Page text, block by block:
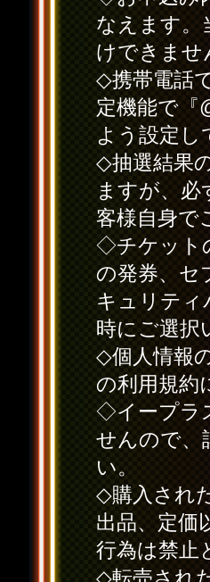
なえます。
けできませ
◇携帯電話
定機能で『
よう設定し
◇抽選結果
ますが、必
客様自身で
◇チケット
の発券、セ
キュリティ
時にご選択
◇個人情報
の利用規約
◇イープラ
せんので、
い。
◇購入され
出品、定価
行為は禁止